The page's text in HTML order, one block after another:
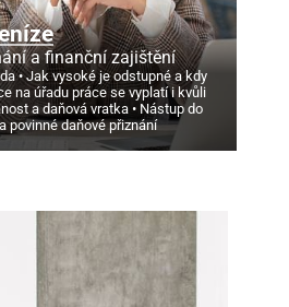
a finanční zajištění
Jak vysoké je odstupné a kdy
na úřadu práce se vyplatí i kvůli
a daňová vratka
Nástup do
povinné daňové přiznání